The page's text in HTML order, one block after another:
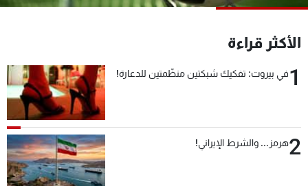
الأكثر قراءة
1في بيروت: تفكيك شبكتين منظّمتين للدعارة!
2هرمز... والشرط الإيراني!
شاهد البرامج
عن MTV
الإنـتـاج
وظائف
شروط الإسـتخدام
سياسة الخصوصية